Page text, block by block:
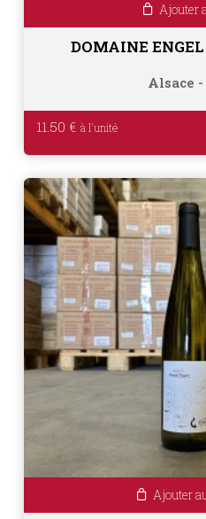
Ajouter
DOMAINE
Alsace
11.50 €
Ajouter